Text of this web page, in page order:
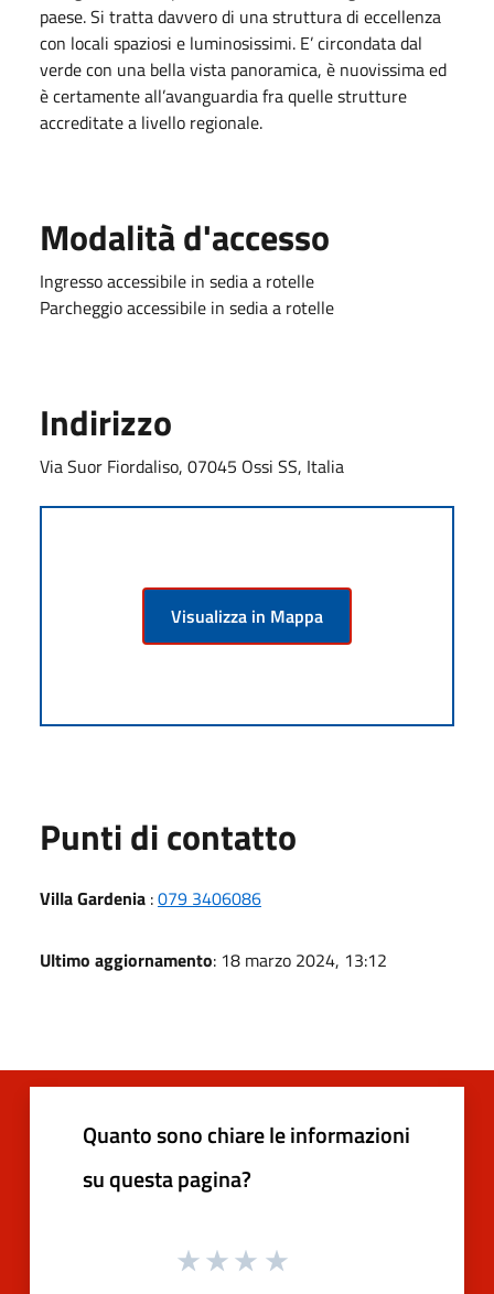
paese. Si tratta davvero di una struttura di eccellenza
con locali spaziosi e luminosissimi. E’ circondata dal
verde con una bella vista panoramica, è nuovissima ed
è certamente all’avanguardia fra quelle strutture
accreditate a livello regionale.
Modalità d'accesso
Ingresso accessibile in sedia a rotelle
Parcheggio accessibile in sedia a rotelle
Indirizzo
Via Suor Fiordaliso, 07045 Ossi SS, Italia
Visualizza in Mappa
Punti di contatto
Villa Gardenia :079 3406086
Ultimo aggiornamento: 18 marzo 2024, 13:12
Quanto sono chiare le informazioni
su questa pagina?